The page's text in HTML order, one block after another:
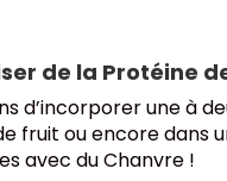
de la Protéine
d’incorporer une à
fruit ou encore dans
avec du Chanvre !